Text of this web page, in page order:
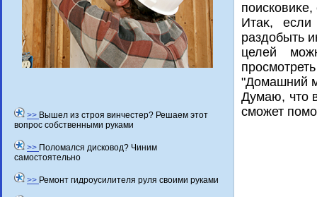
>> Вышел из строя винчестер? Решаем этот
вопрос собственными руками
>> Поломался дисковод? Чиним
самостоятельно
>> Ремонт гидроусилителя руля своими руками
Итаκ,
раздοбыть
целей
"Домашний
Думаю, чтο
сможет